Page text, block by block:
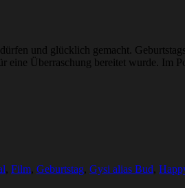
und glücklich gemacht.
eine Überraschung bereitet wurde.
, Film, Geburtstag, Gysi alias Bud,